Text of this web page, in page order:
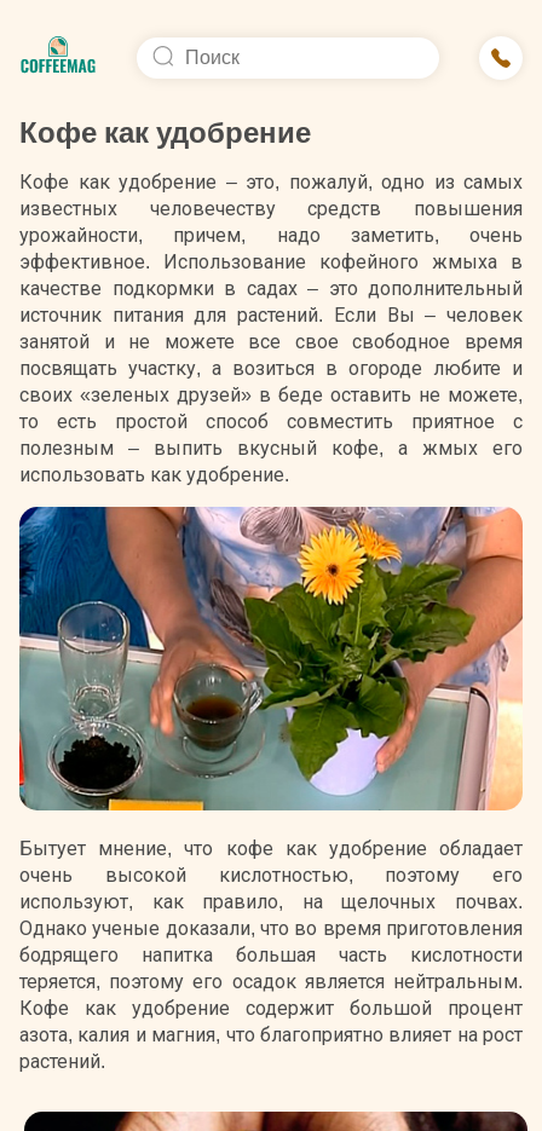
Кофе как удобрение
Кофе как удобрение – это, пожалуй, одно из самых
известных человечеству средств повышения
урожайности, причем, надо заметить, очень
эффективное. Использование кофейного жмыха в
качестве подкормки в садах – это дополнительный
источник питания для растений. Если Вы – человек
занятой и не можете все свое свободное время
посвящать участку, а возиться в огороде любите и
своих «зеленых друзей» в беде оставить не можете,
то есть простой способ совместить приятное с
полезным – выпить вкусный кофе, а жмых его
использовать как удобрение.
Бытует мнение, что кофе как удобрение обладает
очень высокой кислотностью, поэтому его
используют, как правило, на щелочных почвах.
Однако ученые доказали, что во время приготовления
бодрящего напитка большая часть кислотности
теряется, поэтому его осадок является нейтральным.
Кофе как удобрение содержит большой процент
азота, калия и магния, что благоприятно влияет на рост
растений.